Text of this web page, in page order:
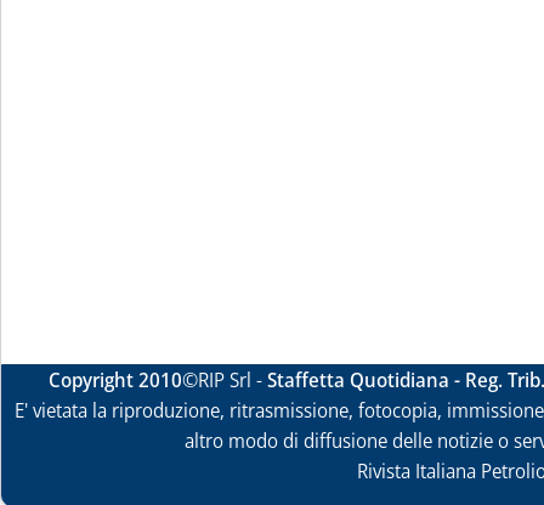
Copyright 2010©RIP Srl -Staffetta Quotidiana - Reg.
E' vietata la riproduzione, ritrasmissione, fotocopia,
altro modo di diffusione delle notizie o
Rivista Italiana